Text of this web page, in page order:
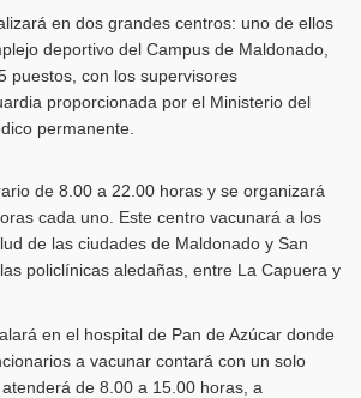
en dos grandes centros: uno de ellos
deportivo del Campus de Maldonado,
puestos, con los supervisores
proporcionada por el Ministerio del
permanente.
de 8.00 a 22.00 horas y se organizará
cada uno. Este centro vacunará a los
de las ciudades de Maldonado y San
policlínicas aledañas, entre La Capuera y
en el hospital de Pan de Azúcar donde
a vacunar contará con un solo
de 8.00 a 15.00 horas, a